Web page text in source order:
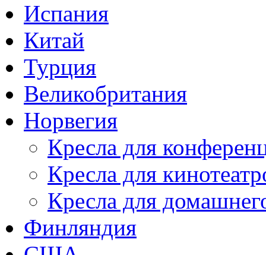
Испания
Китай
Турция
Великобритания
Норвегия
Кресла для
Кресла для
Кресла для
Финляндия